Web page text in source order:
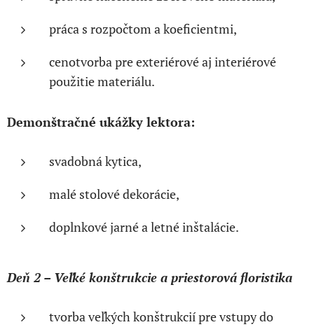
práca s rozpočtom a koeficientmi,
cenotvorba pre exteriérové aj interiérové
použitie materiálu.
Demonštračné ukážky lektora:
svadobná kytica,
malé stolové dekorácie,
doplnkové jarné a letné inštalácie.
Deň 2 – Veľké konštrukcie a priestorová floristika
tvorba veľkých konštrukcií pre vstupy do